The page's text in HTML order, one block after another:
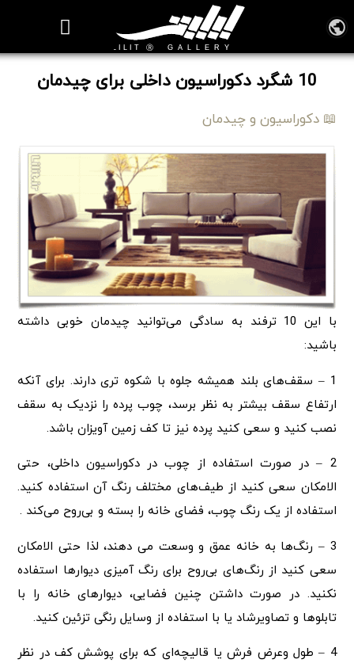
10 شگرد دکوراسیون داخلی برای چیدمان
📖 دکوراسیون و چیدمان
با این 10 ترفند به سادگی می‌توانید چیدمان خوبی داشته
باشید:
1 – سقف‌های بلند همیشه جلوه با شکوه تری دارند. برای آنکه
ارتفاع سقف بیشتر به نظر برسد، چوب پرده را نزدیک به سقف
نصب کنید و سعی کنید پرده نیز تا کف زمین آویزان باشد.
2 – در صورت استفاده از چوب در دکوراسیون داخلی، حتی
الامکان سعی کنید از طیف‌های مختلف رنگ آن استفاده کنید.
استفاده از یک رنگ چوب، فضای خانه را بسته و بی‌روح می‌کند .
3 – رنگ‌ها به خانه عمق و وسعت می‌ دهند، لذا حتی الامکان
سعی کنید از رنگ‌های بی‌روح برای رنگ آمیزی دیوارها استفاده
نکنید. در صورت داشتن چنین فضایی، دیوارهای خانه را با
تابلوها و تصاویرشاد یا با استفاده از وسایل رنگی تزئین کنید.
4 – طول وعرض فرش یا قالیچه‌ای که برای پوشش کف در نظر